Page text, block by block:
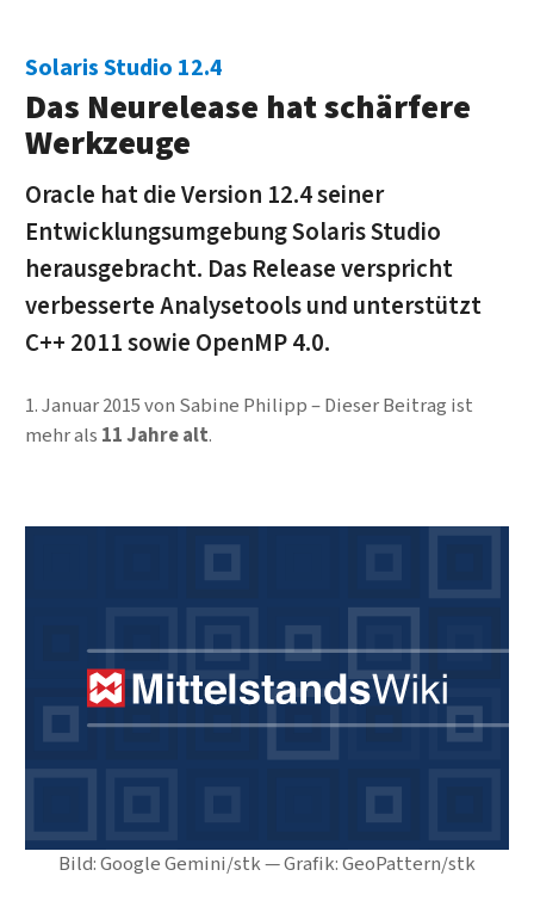
Bild: Google Gemini/stk — Grafik: GeoPattern/stk
Solaris Studio 12.4
Das Neurelease hat schärfere
Werkzeuge
Oracle hat die Version 12.4 seiner
Entwicklungsumgebung Solaris Studio
herausgebracht. Das Release verspricht
verbesserte Analysetools und unterstützt
C++ 2011 sowie OpenMP 4.0.
1. Januar 2015von Sabine Philipp
Dieser Beitrag ist
mehr als 11 Jahre alt.